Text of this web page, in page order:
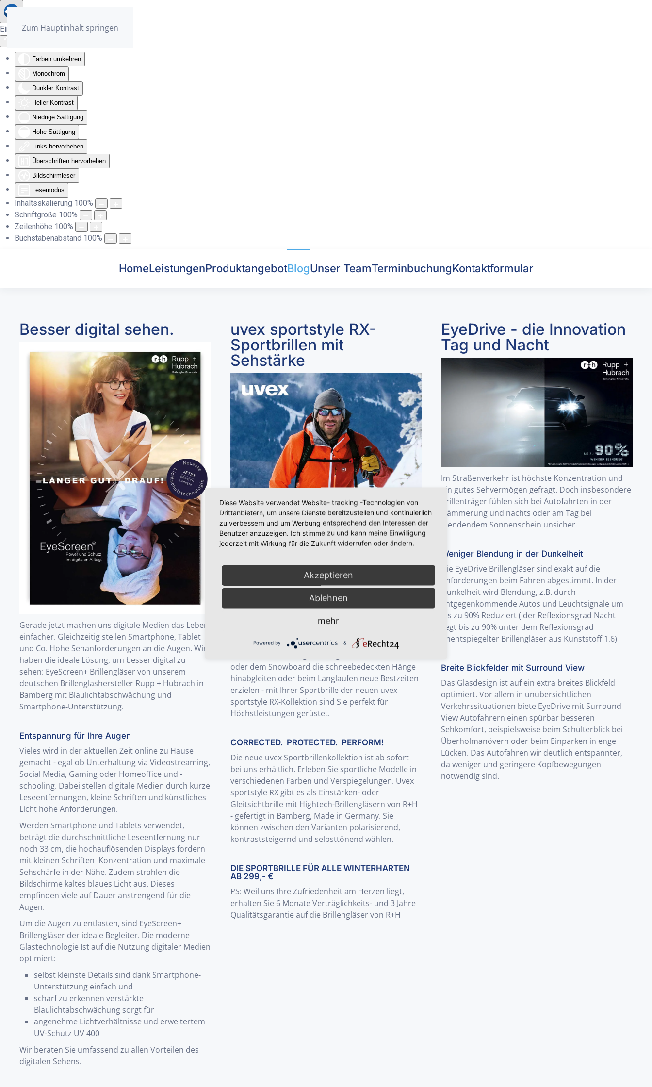
Eingabehilfen öffnen
Farben umkehren
Monochrom
Dunkler Kontrast
Heller Kontrast
Niedrige Sättigung
Hohe Sättigung
Links hervorheben
Überschriften hervorheben
Bildschirmleser
Lesemodus
Inhaltsskalierung 100%
Schriftgröße 100%
Zeilenhöhe 100%
Buchstabenabstand 100%
Zum Hauptinhalt springen
HomeLeistungenProduktangebotBlogUnser TeamTerminbuchungKontaktformular
Besser digital sehen.
Gerade jetzt machen uns digitale Medien das Leben
einfacher. Gleichzeitig stellen Smartphone, Tablet
und Co. Hohe Sehanforderungen an die Augen. Wir
haben die ideale Lösung, um besser digital zu
sehen: EyeScreen+ Brillengläser von unserem
deutschen Brillenglashersteller Rupp + Hubrach in
Bamberg mit Blaulichtabschwächung und
Smartphone-Unterstützung.
Entspannung für Ihre Augen
Vieles wird in der aktuellen Zeit online zu Hause
gemacht - egal ob Unterhaltung via Videostreaming,
Social Media, Gaming oder Homeoffice und -
schooling. Dabei stellen digitale Medien durch kurze
Leseentfernungen, kleine Schriften und künstliches
Licht hohe Anforderungen.
Werden Smartphone und Tablets verwendet,
beträgt die durchschnittliche Leseentfernung nur
noch 33 cm, die hochauflösenden Displays fordern
mit kleinen Schriften Konzentration und maximale
Sehschärfe in der Nähe. Zudem strahlen die
Bildschirme kaltes blaues Licht aus. Dieses
empfinden viele auf Dauer anstrengend für die
Augen.
Um die Augen zu entlasten, sind EyeScreen+
Brillengläser der ideale Begleiter. Die moderne
Glastechnologie Ist auf die Nutzung digitaler Medien
optimiert:
selbst kleinste Details sind dank Smartphone-
Unterstützung einfach und
scharf zu erkennen verstärkte
Blaulichtabschwächung sorgt für
angenehme Lichtverhältnisse und erweitertem
UV-Schutz UV 400
Wir beraten Sie umfassend zu allen Vorteilen des
digitalen Sehens.
uvex sportstyle RX-
Sportbrillen mit
Sehstärke
oder dem Snowboard die schneebedeckten Hänge
hinabgleiten oder beim Langlaufen neue Bestzeiten
erzielen - mit Ihrer Sportbrille der neuen uvex
sportstyle RX-Kollektion sind Sie perfekt für
Höchstleistungen gerüstet.
CORRECTED. PROTECTED. PERFORM!
Die neue uvex Sportbrillenkollektion ist ab sofort
bei uns erhältlich. Erleben Sie sportliche Modelle in
verschiedenen Farben und Verspiegelungen. Uvex
sportstyle RX gibt es als Einstärken- oder
Gleitsichtbrille mit Hightech-Brillengläsern von R+H
- gefertigt in Bamberg, Made in Germany. Sie
können zwischen den Varianten polarisierend,
kontraststeigernd und selbsttönend wählen.
DIE SPORTBRILLE FÜR ALLE WINTERHARTEN
AB 299,- €
PS: Weil uns Ihre Zufriedenheit am Herzen liegt,
erhalten Sie 6 Monate Verträglichkeits- und 3 Jahre
Qualitätsgarantie auf die Brillengläser von R+H
EyeDrive - die Innovation
Tag und Nacht
Im Straßenverkehr ist höchste Konzentration und
ein gutes Sehvermögen gefragt. Doch insbesondere
Brillenträger fühlen sich bei Autofahrten in der
Dämmerung und nachts oder am Tag bei
blendendem Sonnenschein unsicher.
Weniger Blendung in der Dunkelheit
Die EyeDrive Brillengläser sind exakt auf die
Anforderungen beim Fahren abgestimmt. In der
Dunkelheit wird Blendung, z.B. durch
entgegenkommende Autos und Leuchtsignale um
bis zu 90% Reduziert ( der Reflexionsgrad Nacht
liegt bis zu 90% unter dem Reflexionsgrad
unentspiegelter Brillengläser aus Kunststoff 1,6)
Breite Blickfelder mit Surround View
Das Glasdesign ist auf ein extra breites Blickfeld
optimiert. Vor allem in unübersichtlichen
Verkehrssituationen biete EyeDrive mit Surround
View Autofahrern einen spürbar besseren
Sehkomfort, beispielsweise beim Schulterblick bei
Überholmanövern oder beim Einparken in enge
Lücken. Das Autofahren wir deutlich entspannter,
da weniger und geringere Kopfbewegungen
notwendig sind.
Diese Website verwendet Website- tracking -Technologien von
Drittanbietern, um unsere Dienste bereitzustellen und kontinuierlich
zu verbessern und um Werbung entsprechend den Interessen der
Benutzer anzuzeigen. Ich stimme zu und kann meine Einwilligung
jederzeit mit Wirkung für die Zukunft widerrufen oder ändern.
Akzeptieren
Ablehnen
mehr
Powered by &